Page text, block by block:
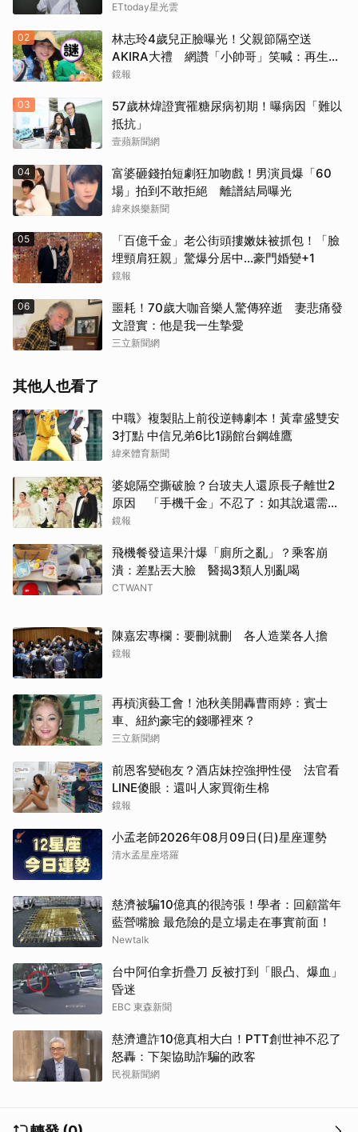
ETtoday星光雲
02
林志玲4歲兒正臉曝光！父親節隔空送
AKIRA大禮 網讚「小帥哥」笑喊：再生一
個
鏡報
03
57歲林煒證實罹糖尿病初期！曝病因「難以
抵抗」
壹蘋新聞網
04
富婆砸錢拍短劇狂加吻戲！男演員爆「60
場」拍到不敢拒絕 離譜結局曝光
緯來娛樂新聞
05
「百億千金」老公街頭摟嫩妹被抓包！「臉
埋頸肩狂親」驚爆分居中...豪門婚變+1
鏡報
06
噩耗！70歲大咖音樂人驚傳猝逝 妻悲痛發
文證實：他是我一生摯愛
三立新聞網
其他人也看了
中職》複製貼上前役逆轉劇本！黃韋盛雙安
3打點 中信兄弟6比1踢館台鋼雄鷹
緯來體育新聞
婆媳隔空撕破臉？台玻夫人還原長子離世2
原因 「手機千金」不忍了：如其說還需要
離開嗎？
鏡報
飛機餐發這果汁爆「廁所之亂」？乘客崩
潰：差點丟大臉 醫揭3類人別亂喝
CTWANT
陳嘉宏專欄：要刪就刪 各人造業各人擔
鏡報
再槓演藝工會！池秋美開轟曹雨婷：賓士
車、紐約豪宅的錢哪裡來？
三立新聞網
前恩客變砲友？酒店妹控強押性侵 法官看
LINE傻眼：還叫人家買衛生棉
鏡報
小孟老師2026年08月09日(日)星座運勢
清水孟星座塔羅
慈濟被騙10億真的很誇張！學者：回顧當年
藍營嘴臉 最危險的是立場走在事實前面！
Newtalk
台中阿伯拿折疊刀 反被打到「眼凸、爆血」
昏迷
EBC 東森新聞
慈濟遭詐10億真相大白！PTT創世神不忍了
怒轟：下架協助詐騙的政客
民視新聞網